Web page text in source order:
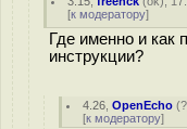
[к модератору]
Где именно и как
инструкции?
4.26 ,OpenEcho (?
[к модератору]